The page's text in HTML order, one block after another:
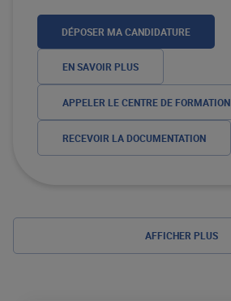
DÉPOSER MA CANDIDATURE
EN SAVOIR PLUS
APPELER LE CENTRE DE FORMATION
RECEVOIR LA DOCUMENTATION
AFFICHER PLUS